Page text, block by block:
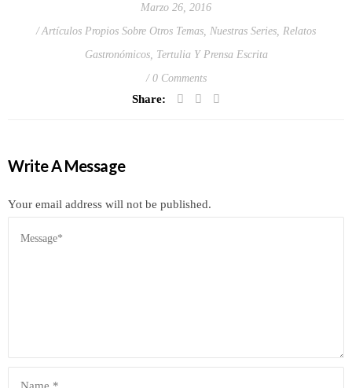
Marzo 26, 2016
Artículos Propios Sobre Otros Temas Nuestras Series Relatos
Gastronómicos, Tertulia Y Prensa Escrita
0 Comments
Share:
Write A Message
Your email address will not be published.